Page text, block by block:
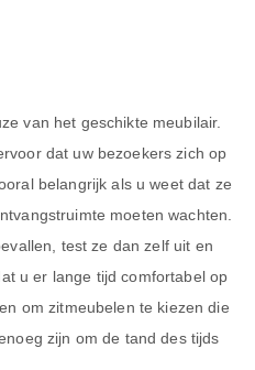
van het geschikte meubilair.
dat uw bezoekers zich op
belangrijk als u weet dat ze
moeten wachten.
test ze dan zelf uit en
u er lange tijd comfortabel op
om zitmeubelen te kiezen die
zijn om de tand des tijds